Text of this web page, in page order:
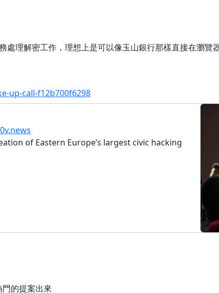
處理解密工作，理想上是可以像玉山銀行那樣直接在瀏覽
up-call-f12b700f6298
of Eastern Europe’s largest civic hacking
的提案出來